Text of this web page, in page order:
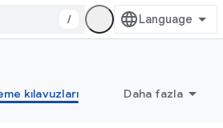
/
kılavuzları Daha fazla